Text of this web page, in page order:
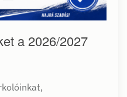
a 2026/2027